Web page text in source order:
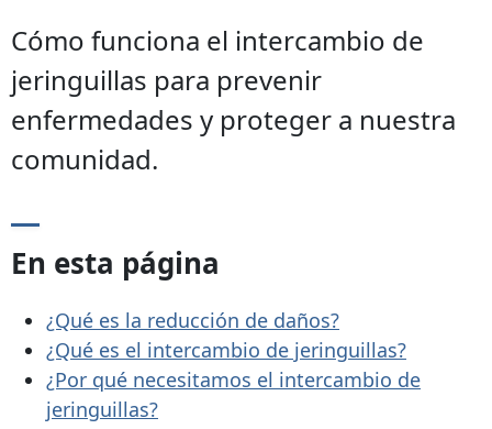
Cómo funciona el intercambio de
jeringuillas para prevenir
enfermedades y proteger a nuestra
comunidad.
En esta página
¿Qué es la reducción de daños?
¿Qué es el intercambio de jeringuillas?
¿Por qué necesitamos el intercambio de
jeringuillas?